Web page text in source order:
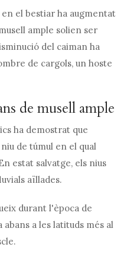
el bestiar ha augmentat
ample solien ser
del caiman ha
de cargols, un hoste
de musell ample
ha demostrat que
de túmul en el qual
estat salvatge, els nius
aïllades.
durant l'època de
abans a les latituds més al